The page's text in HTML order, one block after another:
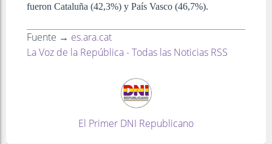
fueron Cataluña (42,3%) y País Vasco (46,7%).
Fuente → es.ara.cat
La Voz de la República - Todas las Noticias RSS
El Primer DNI Republicano